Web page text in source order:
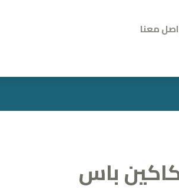
معنا
باس